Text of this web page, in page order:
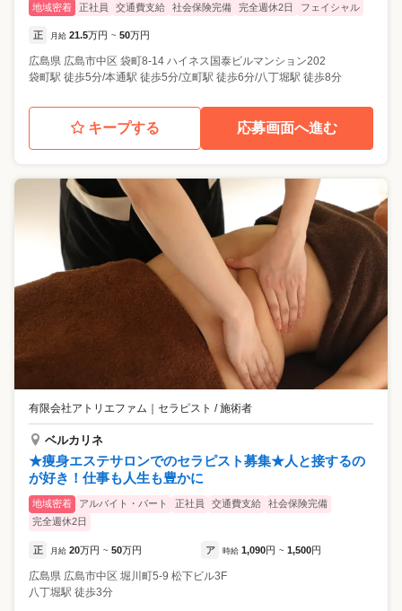
地域密着 正社員 交通費支給 社会保険完備 完全週休2日 フェイシャル
正 月給 21.5万円 ~ 50万円
広島県 広島市中区 袋町8-14 ハイネス国泰ビルマンション202
袋町駅 徒歩5分/本通駅 徒歩5分/立町駅 徒歩6分/八丁堀駅 徒歩8分
キープする 応募画面へ進む
有限会社アトリエファム ｜ セラピスト / 施術者
ベルカリネ
★痩身エステサロンでのセラピスト募集★人と接するの
が好き！仕事も人生も豊かに
地域密着 アルバイト・パート 正社員 交通費支給
社会保険完備
完全週休2日
正 月給 20万円 ~ 50万円 ア 時給 1,090円 ~ 1,500円
広島県 広島市中区 堀川町5-9 松下ビル3F
八丁堀駅 徒歩3分